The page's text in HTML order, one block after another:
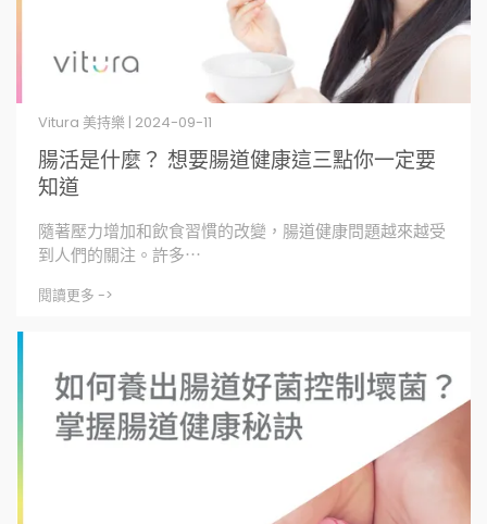
腸活是什麼？ 想要腸道健康這三點你一定要
知道
Vitura 美持樂 | 2024-09-11
隨著壓力增加和飲食習慣的改變，腸道健康問題越來越受
到人們的關注。許多⋯
閱讀更多 ->